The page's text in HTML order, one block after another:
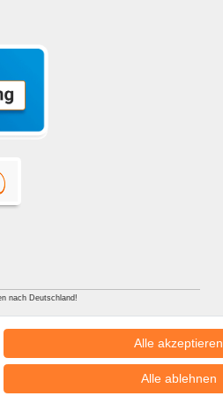
nach Deutschland!
Alle akzeptieren
Alle ablehnen